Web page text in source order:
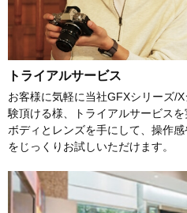
トライアルサービス
お客様に気軽に当社GFXシリーズ/
験頂ける様、トライアルサービス
ボディとレンズを手にして、操作
をじっくりお試しいただけます。